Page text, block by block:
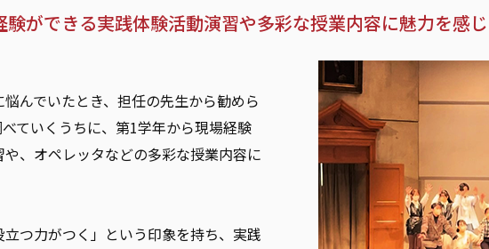
験ができる実践体験活動演習や多彩な授業内容に魅力を感
んでいたとき、担任の先生から勧めら
ていくうちに、第1学年から現場経験
、オペレッタなどの多彩な授業内容に
立つ力がつく」という印象を持ち、実践